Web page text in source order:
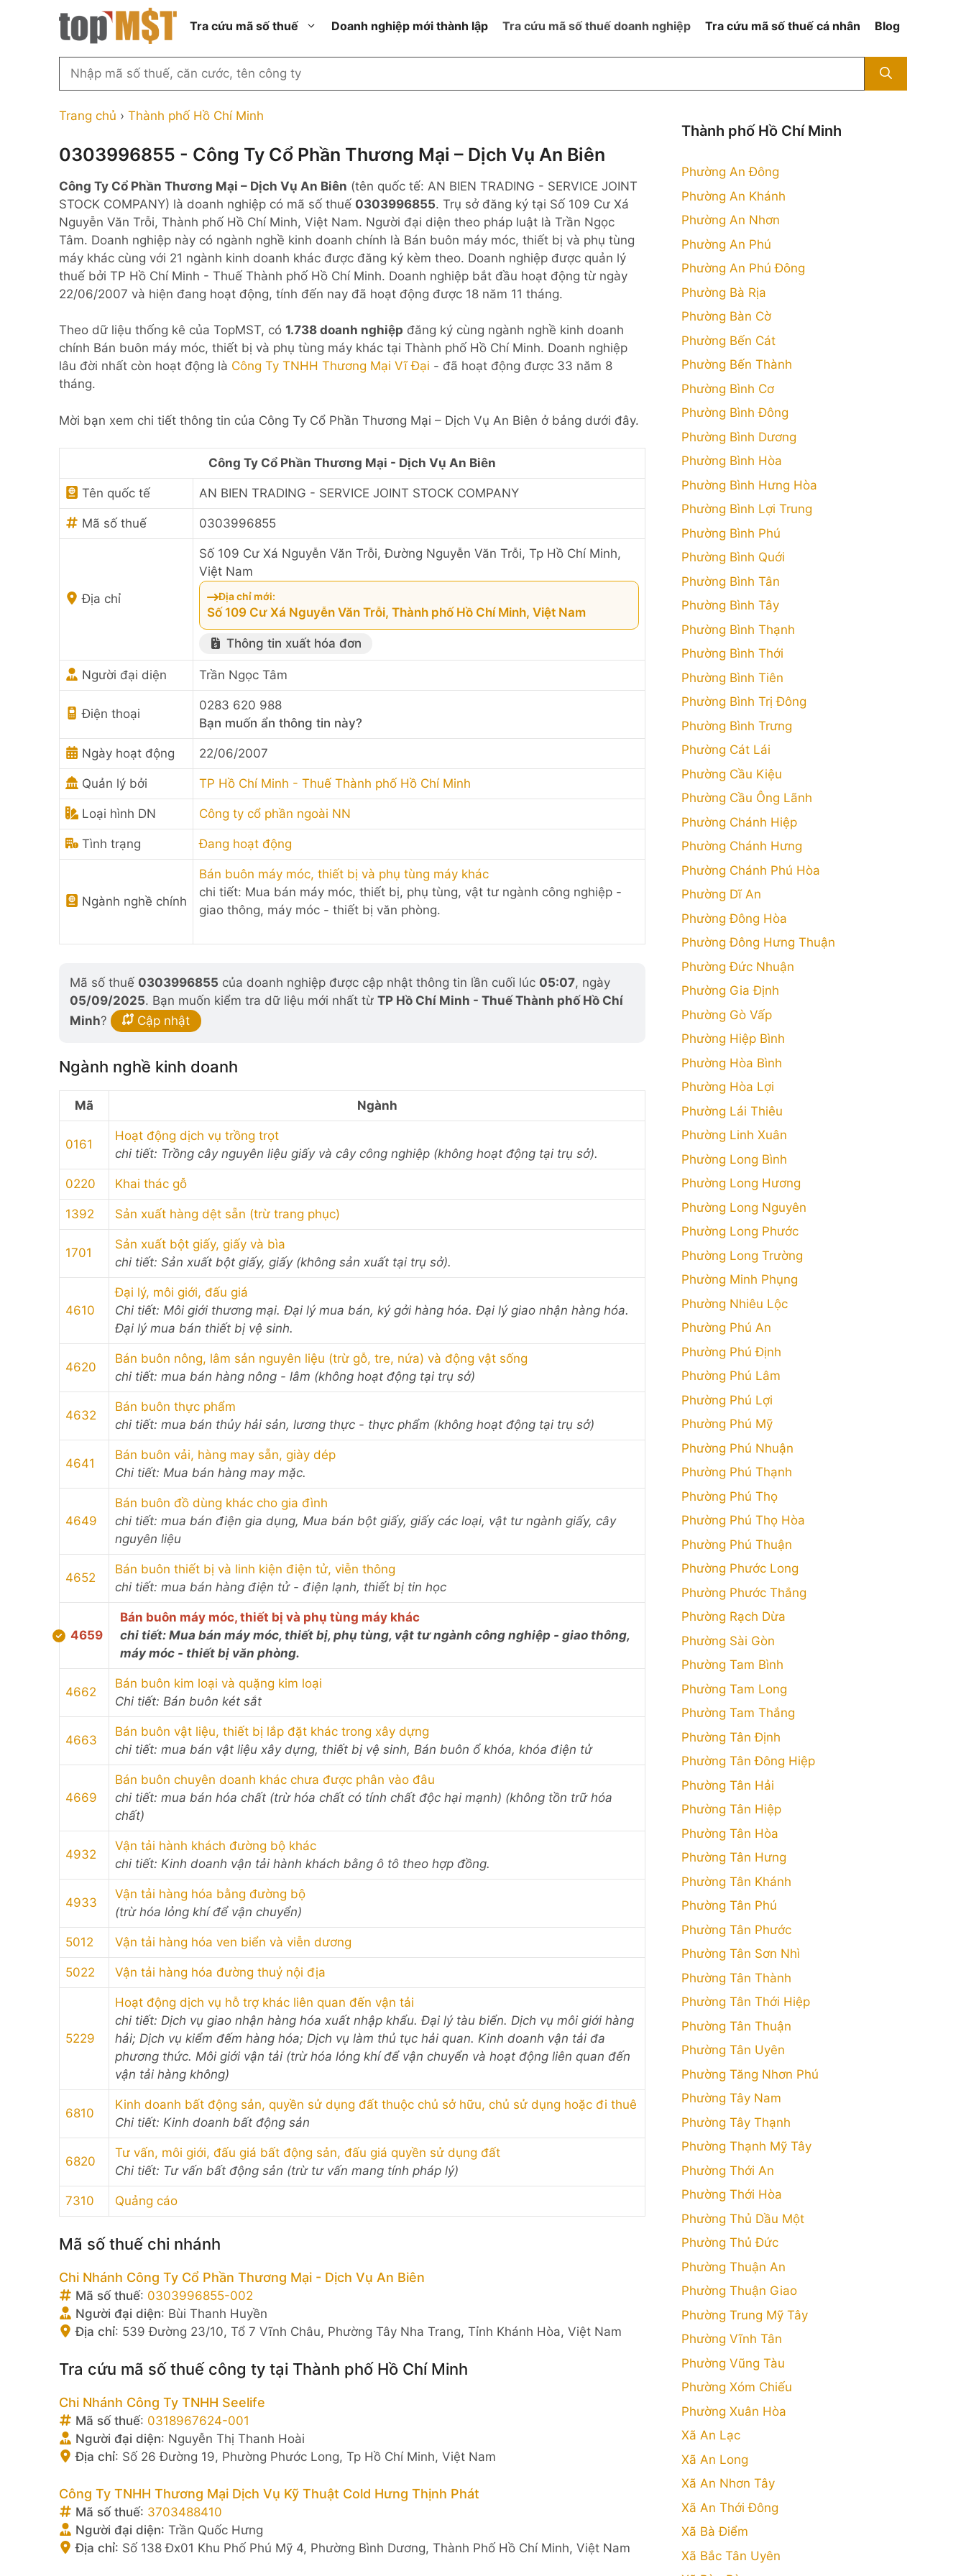
Tra cứu mã số thuế
Thành phố Hồ Chí Minh
Thành phố Hà Nội
Thành phố Đà Nẵng
Thành phố Hải Phòng
Thanh Hóa
Bắc Ninh
Nghệ An
Công ty cổ phần ngoài NN
Công ty hợp doanh
thành viên ngoài NN
thành viên trở lên ngoài NN
Công ty trách nhiệm hữu hạn
ngoài NN
Doanh nghiệp 100% vốn đầu tư
nước ngoài
Hộ kinh doanh cá thể
Ngừng hoạt động nhưng chưa
hoàn thành thủ tục đóng MST
Không hoạt động tại địa chỉ đã
đăng ký
Doanh nghiệp mới thành lập Tra cứu mã số thuế doanh nghiệp Tra cứu mã số thuế cá nhân Blog
Tìm
theo
công
người
đại
diện
hoặc
mã
số
thuế
Trang chủ › Thành phố Hồ Chí Minh
0303996855 - Công Ty Cổ Phần Thương Mại – Dịch Vụ An Biên
Công Ty Cổ Phần Thương Mại – Dịch Vụ An Biên (tên quốc tế: AN BIEN TRADING - SERVICE JOINT
STOCK COMPANY) là doanh nghiệp có mã số thuế 0303996855. Trụ sở đăng ký tại Số 109 Cư Xá
Nguyễn Văn Trỗi, Thành phố Hồ Chí Minh, Việt Nam. Người đại diện theo pháp luật là Trần Ngọc
Tâm. Doanh nghiệp này có ngành nghề kinh doanh chính là Bán buôn máy móc, thiết bị và phụ tùng
máy khác cùng với 21 ngành kinh doanh khác được đăng ký kèm theo. Doanh nghiệp được quản lý
thuế bởi TP Hồ Chí Minh - Thuế Thành phố Hồ Chí Minh. Doanh nghiệp bắt đầu hoạt động từ ngày
22/06/2007 và hiện đang hoạt động, tính đến nay đã hoạt động được 18 năm 11 tháng.
Theo dữ liệu thống kê của TopMST, có 1.738 doanh nghiệp đăng ký cùng ngành nghề kinh doanh
chính Bán buôn máy móc, thiết bị và phụ tùng máy khác tại Thành phố Hồ Chí Minh. Doanh nghiệp
lâu đời nhất còn hoạt động là Công Ty TNHH Thương Mại Vĩ Đại - đã hoạt động được 33 năm 8
tháng.
Mời bạn xem chi tiết thông tin của Công Ty Cổ Phần Thương Mại – Dịch Vụ An Biên ở bảng dưới đây.
Công Ty Cổ Phần Thương Mại - Dịch Vụ An Biên
Tên quốc tế AN BIEN TRADING - SERVICE JOINT STOCK COMPANY
Mã số thuế 0303996855
Địa chỉ
Số 109 Cư Xá Nguyễn Văn Trỗi, Đường Nguyễn Văn Trỗi, Tp Hồ Chí Minh,
Việt Nam
Địa chỉ mới:
Số 109 Cư Xá Nguyễn Văn Trỗi, Thành phố Hồ Chí Minh, Việt Nam
Thông tin xuất hóa đơn
Người đại diện Trần Ngọc Tâm
Điện thoại
0283 620 988
Bạn muốn ẩn thông tin này?
Ngày hoạt động 22/06/2007
Quản lý bởi TP Hồ Chí Minh - Thuế Thành phố Hồ Chí Minh
Loại hình DN Công ty cổ phần ngoài NN
Tình trạng Đang hoạt động
Ngành nghề chính
Bán buôn máy móc, thiết bị và phụ tùng máy khác
chi tiết: Mua bán máy móc, thiết bị, phụ tùng, vật tư ngành công nghiệp -
giao thông, máy móc - thiết bị văn phòng.
Mã số thuế 0303996855 của doanh nghiệp được cập nhật thông tin lần cuối lúc 05:07, ngày
05/09/2025. Bạn muốn kiểm tra dữ liệu mới nhất từ TP Hồ Chí Minh - Thuế Thành phố Hồ Chí
Minh? Cập nhật
Ngành nghề kinh doanh
Mã Ngành
0161
Hoạt động dịch vụ trồng trọt
chi tiết: Trồng cây nguyên liệu giấy và cây công nghiệp (không hoạt động tại trụ sở).
0220 Khai thác gỗ
1392 Sản xuất hàng dệt sẵn (trừ trang phục)
1701
Sản xuất bột giấy, giấy và bìa
chi tiết: Sản xuất bột giấy, giấy (không sản xuất tại trụ sở).
4610
Đại lý, môi giới, đấu giá
Chi tiết: Môi giới thương mại. Đại lý mua bán, ký gởi hàng hóa. Đại lý giao nhận hàng hóa.
Đại lý mua bán thiết bị vệ sinh.
4620
Bán buôn nông, lâm sản nguyên liệu (trừ gỗ, tre, nứa) và động vật sống
chi tiết: mua bán hàng nông - lâm (không hoạt động tại trụ sở)
4632
Bán buôn thực phẩm
chi tiết: mua bán thủy hải sản, lương thực - thực phẩm (không hoạt động tại trụ sở)
4641
Bán buôn vải, hàng may sẵn, giày dép
Chi tiết: Mua bán hàng may mặc.
4649
Bán buôn đồ dùng khác cho gia đình
chi tiết: mua bán điện gia dụng, Mua bán bột giấy, giấy các loại, vật tư ngành giấy, cây
nguyên liệu
4652
Bán buôn thiết bị và linh kiện điện tử, viễn thông
chi tiết: mua bán hàng điện tử - điện lạnh, thiết bị tin học
4659
Bán buôn máy móc, thiết bị và phụ tùng máy khác
chi tiết: Mua bán máy móc, thiết bị, phụ tùng, vật tư ngành công nghiệp - giao thông,
máy móc - thiết bị văn phòng.
4662
Bán buôn kim loại và quặng kim loại
Chi tiết: Bán buôn két sắt
4663
Bán buôn vật liệu, thiết bị lắp đặt khác trong xây dựng
chi tiết: mua bán vật liệu xây dựng, thiết bị vệ sinh, Bán buôn ổ khóa, khóa điện tử
4669
Bán buôn chuyên doanh khác chưa được phân vào đâu
chi tiết: mua bán hóa chất (trừ hóa chất có tính chất độc hại mạnh) (không tồn trữ hóa
chất)
4932
Vận tải hành khách đường bộ khác
chi tiết: Kinh doanh vận tải hành khách bằng ô tô theo hợp đồng.
4933
Vận tải hàng hóa bằng đường bộ
(trừ hóa lỏng khí để vận chuyển)
5012 Vận tải hàng hóa ven biển và viễn dương
5022 Vận tải hàng hóa đường thuỷ nội địa
5229
Hoạt động dịch vụ hỗ trợ khác liên quan đến vận tải
chi tiết: Dịch vụ giao nhận hàng hóa xuất nhập khẩu. Đại lý tàu biển. Dịch vụ môi giới hàng
hải; Dịch vụ kiểm đếm hàng hóa; Dịch vụ làm thủ tục hải quan. Kinh doanh vận tải đa
phương thức. Môi giới vận tải (trừ hóa lỏng khí để vận chuyển và hoạt động liên quan đến
vận tải hàng không)
6810
Kinh doanh bất động sản, quyền sử dụng đất thuộc chủ sở hữu, chủ sử dụng hoặc đi thuê
Chi tiết: Kinh doanh bất động sản
6820
Tư vấn, môi giới, đấu giá bất động sản, đấu giá quyền sử dụng đất
Chi tiết: Tư vấn bất động sản (trừ tư vấn mang tính pháp lý)
7310 Quảng cáo
Mã số thuế chi nhánh
Chi Nhánh Công Ty Cổ Phần Thương Mại - Dịch Vụ An Biên
Mã số thuế: 0303996855-002
Người đại diện: Bùi Thanh Huyền
Địa chỉ: 539 Đường 23/10, Tổ 7 Vĩnh Châu, Phường Tây Nha Trang, Tỉnh Khánh Hòa, Việt Nam
Tra cứu mã số thuế công ty tại Thành phố Hồ Chí Minh
Chi Nhánh Công Ty TNHH Seelife
Mã số thuế: 0318967624-001
Người đại diện: Nguyễn Thị Thanh Hoài
Địa chỉ: Số 26 Đường 19, Phường Phước Long, Tp Hồ Chí Minh, Việt Nam
Công Ty TNHH Thương Mại Dịch Vụ Kỹ Thuật Cold Hưng Thịnh Phát
Mã số thuế: 3703488410
Người đại diện: Trần Quốc Hưng
Địa chỉ: Số 138 Đx01 Khu Phố Phú Mỹ 4, Phường Bình Dương, Thành Phố Hồ Chí Minh, Việt Nam
Thành phố Hồ Chí Minh
Phường An Đông
Phường An Khánh
Phường An Nhơn
Phường An Phú
Phường An Phú Đông
Phường Bà Rịa
Phường Bàn Cờ
Phường Bến Cát
Phường Bến Thành
Phường Bình Cơ
Phường Bình Đông
Phường Bình Dương
Phường Bình Hòa
Phường Bình Hưng Hòa
Phường Bình Lợi Trung
Phường Bình Phú
Phường Bình Quới
Phường Bình Tân
Phường Bình Tây
Phường Bình Thạnh
Phường Bình Thới
Phường Bình Tiên
Phường Bình Trị Đông
Phường Bình Trưng
Phường Cát Lái
Phường Cầu Kiệu
Phường Cầu Ông Lãnh
Phường Chánh Hiệp
Phường Chánh Hưng
Phường Chánh Phú Hòa
Phường Dĩ An
Phường Đông Hòa
Phường Đông Hưng Thuận
Phường Đức Nhuận
Phường Gia Định
Phường Gò Vấp
Phường Hiệp Bình
Phường Hòa Bình
Phường Hòa Lợi
Phường Lái Thiêu
Phường Linh Xuân
Phường Long Bình
Phường Long Hương
Phường Long Nguyên
Phường Long Phước
Phường Long Trường
Phường Minh Phụng
Phường Nhiêu Lộc
Phường Phú An
Phường Phú Định
Phường Phú Lâm
Phường Phú Lợi
Phường Phú Mỹ
Phường Phú Nhuận
Phường Phú Thạnh
Phường Phú Thọ
Phường Phú Thọ Hòa
Phường Phú Thuận
Phường Phước Long
Phường Phước Thắng
Phường Rạch Dừa
Phường Sài Gòn
Phường Tam Bình
Phường Tam Long
Phường Tam Thắng
Phường Tân Định
Phường Tân Đông Hiệp
Phường Tân Hải
Phường Tân Hiệp
Phường Tân Hòa
Phường Tân Hưng
Phường Tân Khánh
Phường Tân Phú
Phường Tân Phước
Phường Tân Sơn Nhì
Phường Tân Thành
Phường Tân Thới Hiệp
Phường Tân Thuận
Phường Tân Uyên
Phường Tăng Nhơn Phú
Phường Tây Nam
Phường Tây Thạnh
Phường Thạnh Mỹ Tây
Phường Thới An
Phường Thới Hòa
Phường Thủ Dầu Một
Phường Thủ Đức
Phường Thuận An
Phường Thuận Giao
Phường Trung Mỹ Tây
Phường Vĩnh Tân
Phường Vũng Tàu
Phường Xóm Chiếu
Phường Xuân Hòa
Xã An Lạc
Xã An Long
Xã An Nhơn Tây
Xã An Thới Đông
Xã Bà Điểm
Xã Bắc Tân Uyên